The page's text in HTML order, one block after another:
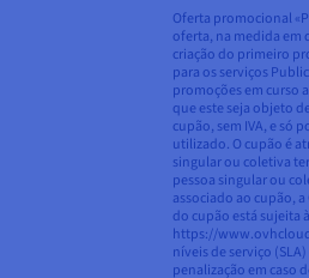
Oferta promocional
oferta, na medida em
criação do primeiro
para os serviços
promoções em curso
que este seja objeto
cupão, sem IVA, e só
utilizado. O cupão é
singular ou coletiva
pessoa singular ou
associado ao cupão,
do cupão está sujeita
https://
níveis de serviço
penalização em caso